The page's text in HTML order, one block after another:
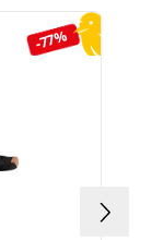
-77%